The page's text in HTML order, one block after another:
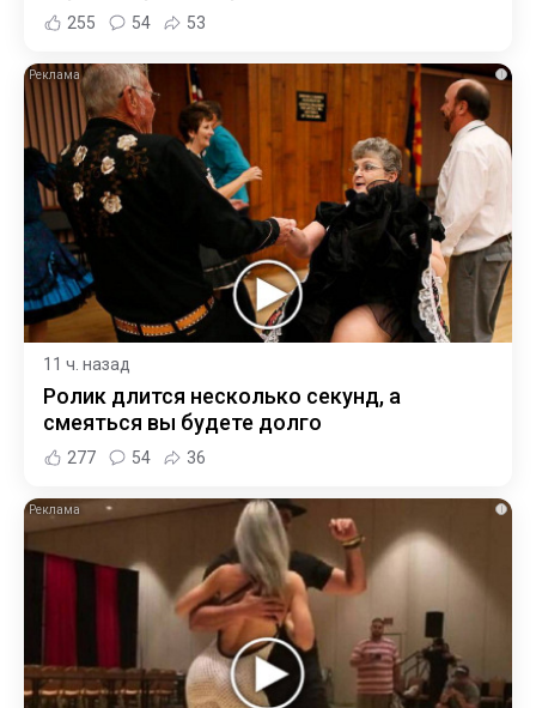
255 54 53
i
11 ч. назад
Ролик длится несколько секунд, а
смеяться вы будете долго
277 54 36
i